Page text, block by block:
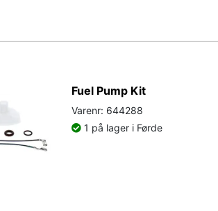
Fuel Pump Kit
Varenr: 644288
1 på lager i Førde